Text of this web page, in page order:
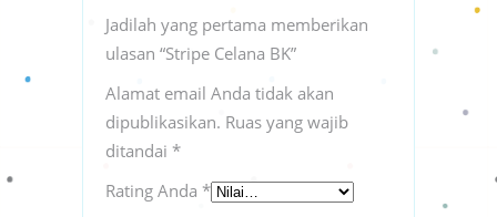
Jadilah yang pertama memberikan
ulasan “Stripe Celana BK”
Alamat email Anda tidak akan
dipublikasikan. Ruas yang wajib
ditandai *
Rating Anda *